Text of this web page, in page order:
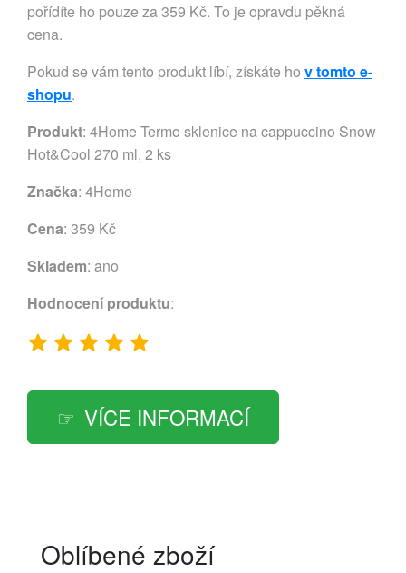
pořídíte ho pouze za 359 Kč. To je opravdu pěkná
cena.
Pokud se vám tento produkt líbí, získáte ho v tomto e-
shopu.
Produkt: 4Home Termo sklenice na cappuccino Snow
Hot&Cool 270 ml, 2 ks
Značka: 4Home
Cena: 359 Kč
Skladem: ano
Hodnocení produktu:
VÍCE INFORMACÍ
Oblíbené zboží